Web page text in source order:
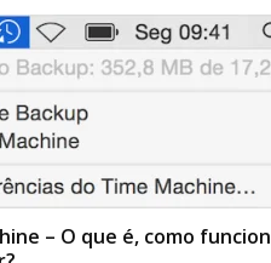
– O que é, como